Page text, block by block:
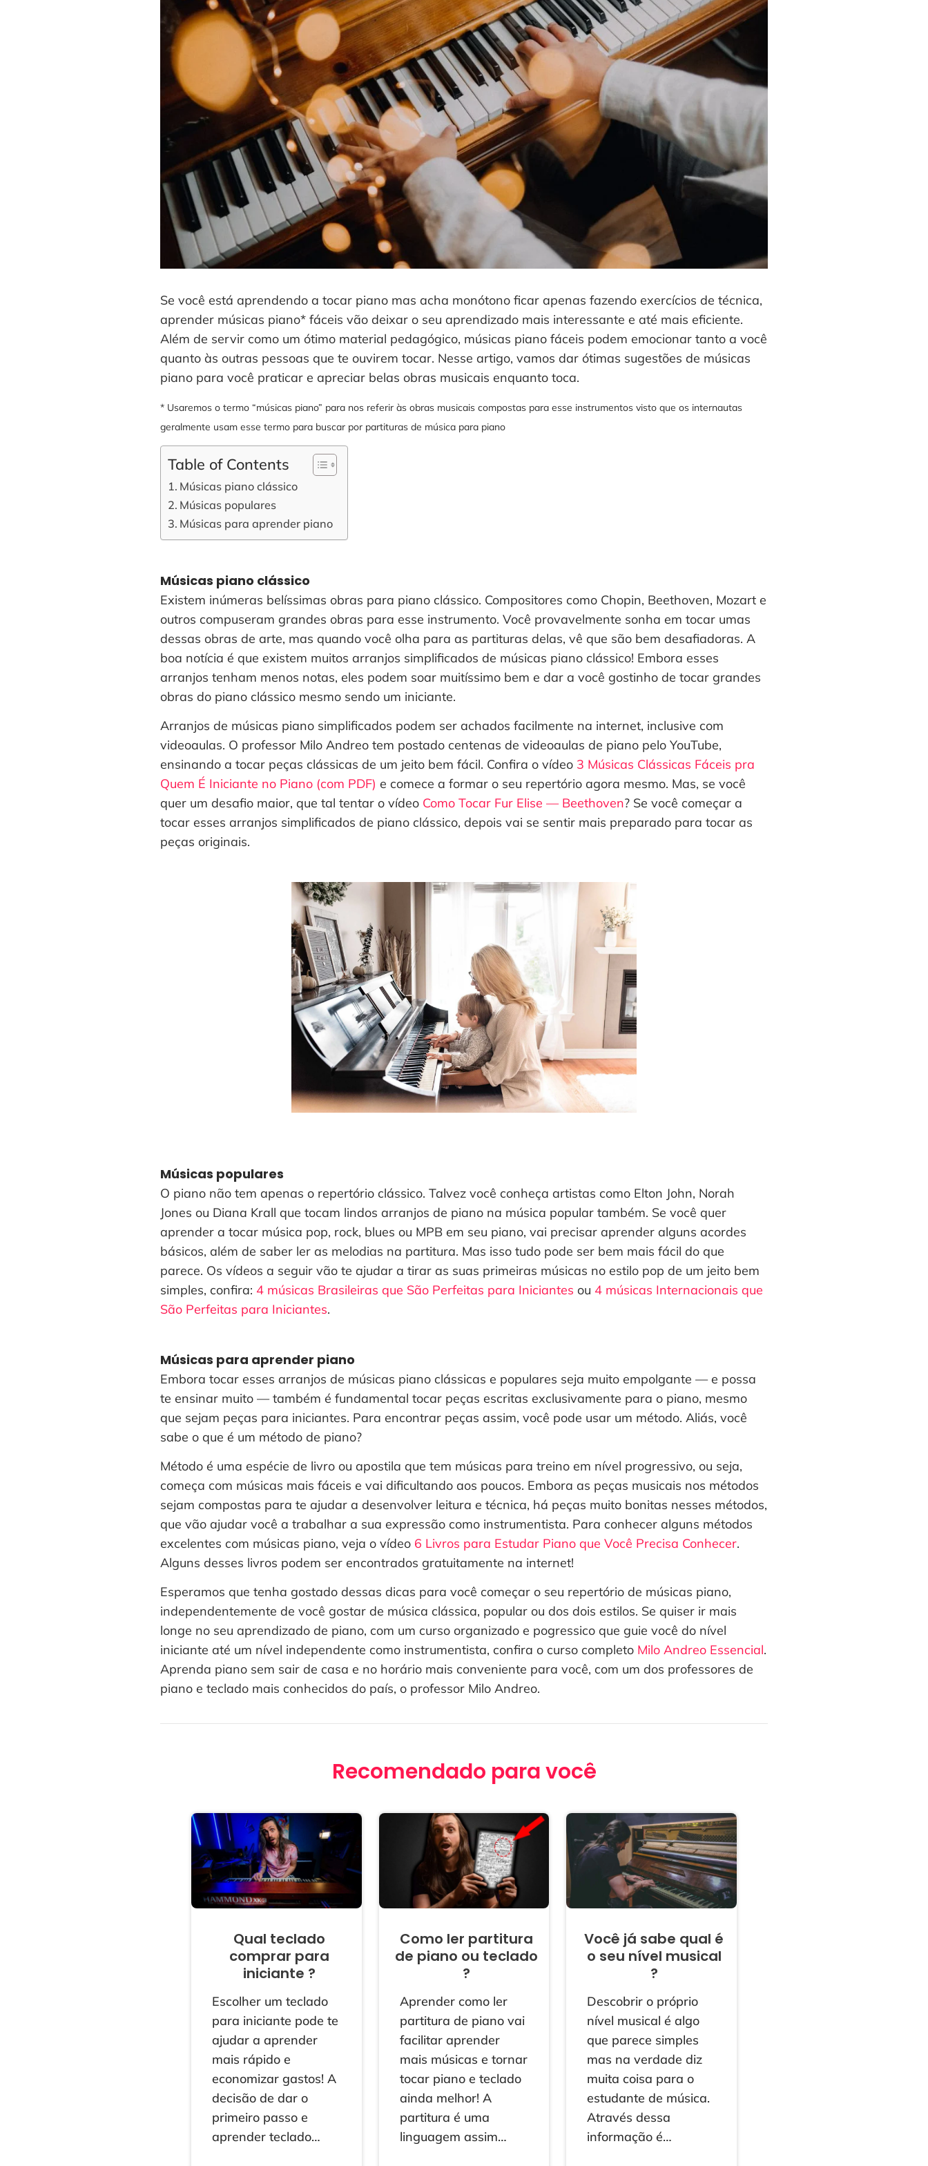
Se você está aprendendo a tocar piano mas acha monótono ficar apenas fazendo exercícios de técnica,
aprender músicas piano* fáceis vão deixar o seu aprendizado mais interessante e até mais eficiente.
Além de servir como um ótimo material pedagógico, músicas piano fáceis podem emocionar tanto a você
quanto às outras pessoas que te ouvirem tocar. Nesse artigo, vamos dar ótimas sugestões de músicas
piano para você praticar e apreciar belas obras musicais enquanto toca.
* Usaremos o termo “músicas piano” para nos referir às obras musicais compostas para esse instrumentos visto que os internautas
geralmente usam esse termo para buscar por partituras de música para piano
Table of Contents
Músicas piano clássico
Músicas populares
Músicas para aprender piano
Músicas piano clássico
Existem inúmeras belíssimas obras para piano clássico. Compositores como Chopin, Beethoven, Mozart e
outros compuseram grandes obras para esse instrumento. Você provavelmente sonha em tocar umas
dessas obras de arte, mas quando você olha para as partituras delas, vê que são bem desafiadoras. A
boa notícia é que existem muitos arranjos simplificados de músicas piano clássico! Embora esses
arranjos tenham menos notas, eles podem soar muitíssimo bem e dar a você gostinho de tocar grandes
obras do piano clássico mesmo sendo um iniciante.
Arranjos de músicas piano simplificados podem ser achados facilmente na internet, inclusive com
videoaulas. O professor Milo Andreo tem postado centenas de videoaulas de piano pelo YouTube,
ensinando a tocar peças clássicas de um jeito bem fácil. Confira o vídeo 3 Músicas Clássicas Fáceis pra
Quem É Iniciante no Piano (com PDF) e comece a formar o seu repertório agora mesmo. Mas, se você
quer um desafio maior, que tal tentar o vídeo Como Tocar Fur Elise — Beethoven? Se você começar a
tocar esses arranjos simplificados de piano clássico, depois vai se sentir mais preparado para tocar as
peças originais.
Músicas populares
O piano não tem apenas o repertório clássico. Talvez você conheça artistas como Elton John, Norah
Jones ou Diana Krall que tocam lindos arranjos de piano na música popular também. Se você quer
aprender a tocar música pop, rock, blues ou MPB em seu piano, vai precisar aprender alguns acordes
básicos, além de saber ler as melodias na partitura. Mas isso tudo pode ser bem mais fácil do que
parece. Os vídeos a seguir vão te ajudar a tirar as suas primeiras músicas no estilo pop de um jeito bem
simples, confira: 4 músicas Brasileiras que São Perfeitas para Iniciantes ou 4 músicas Internacionais que
São Perfeitas para Iniciantes.
Músicas para aprender piano
Embora tocar esses arranjos de músicas piano clássicas e populares seja muito empolgante — e possa
te ensinar muito — também é fundamental tocar peças escritas exclusivamente para o piano, mesmo
que sejam peças para iniciantes. Para encontrar peças assim, você pode usar um método. Aliás, você
sabe o que é um método de piano?
Método é uma espécie de livro ou apostila que tem músicas para treino em nível progressivo, ou seja,
começa com músicas mais fáceis e vai dificultando aos poucos. Embora as peças musicais nos métodos
sejam compostas para te ajudar a desenvolver leitura e técnica, há peças muito bonitas nesses métodos,
que vão ajudar você a trabalhar a sua expressão como instrumentista. Para conhecer alguns métodos
excelentes com músicas piano, veja o vídeo 6 Livros para Estudar Piano que Você Precisa Conhecer.
Alguns desses livros podem ser encontrados gratuitamente na internet!
Esperamos que tenha gostado dessas dicas para você começar o seu repertório de músicas piano,
independentemente de você gostar de música clássica, popular ou dos dois estilos. Se quiser ir mais
longe no seu aprendizado de piano, com um curso organizado e pogressico que guie você do nível
iniciante até um nível independente como instrumentista, confira o curso completo Milo Andreo Essencial.
Aprenda piano sem sair de casa e no horário mais conveniente para você, com um dos professores de
piano e teclado mais conhecidos do país, o professor Milo Andreo.
Recomendado para você
Qual teclado
comprar para
iniciante ?
Escolher um teclado
para iniciante pode te
ajudar a aprender
mais rápido e
economizar gastos! A
decisão de dar o
primeiro passo e
aprender teclado…
Como ler partitura
de piano ou teclado
?
Aprender como ler
partitura de piano vai
facilitar aprender
mais músicas e tornar
tocar piano e teclado
ainda melhor! A
partitura é uma
linguagem assim…
Você já sabe qual é
o seu nível musical
?
Descobrir o próprio
nível musical é algo
que parece simples
mas na verdade diz
muita coisa para o
estudante de música.
Através dessa
informação é…